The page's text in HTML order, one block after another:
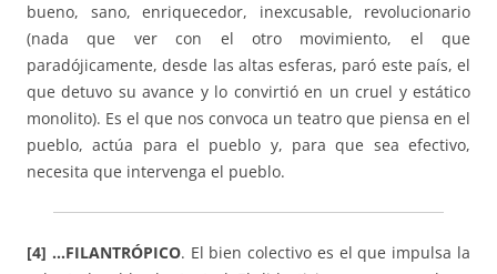
bueno, sano, enriquecedor, inexcusable, revolucionario
(nada que ver con el otro movimiento, el que
paradójicamente, desde las altas esferas, paró este país, el
que detuvo su avance y lo convirtió en un cruel y estático
monolito). Es el que nos convoca un teatro que piensa en el
pueblo, actúa para el pueblo y, para que sea efectivo,
necesita que intervenga el pueblo.
[4] …FILANTRÓPICO. El bien colectivo es el que impulsa la